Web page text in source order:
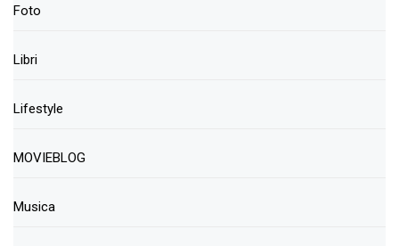
Foto
Libri
Lifestyle
MOVIEBLOG
Musica